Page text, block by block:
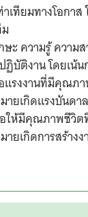
เทียมทางโอกา
ษะ ความรู้ ความ
ฏิบัติงาน โดยเน้
แรงงานที่มีคุณภ
ายเกิดแรงบันด
ให้มีคุณภาพชีวิต
ยเกิดการสร้างง